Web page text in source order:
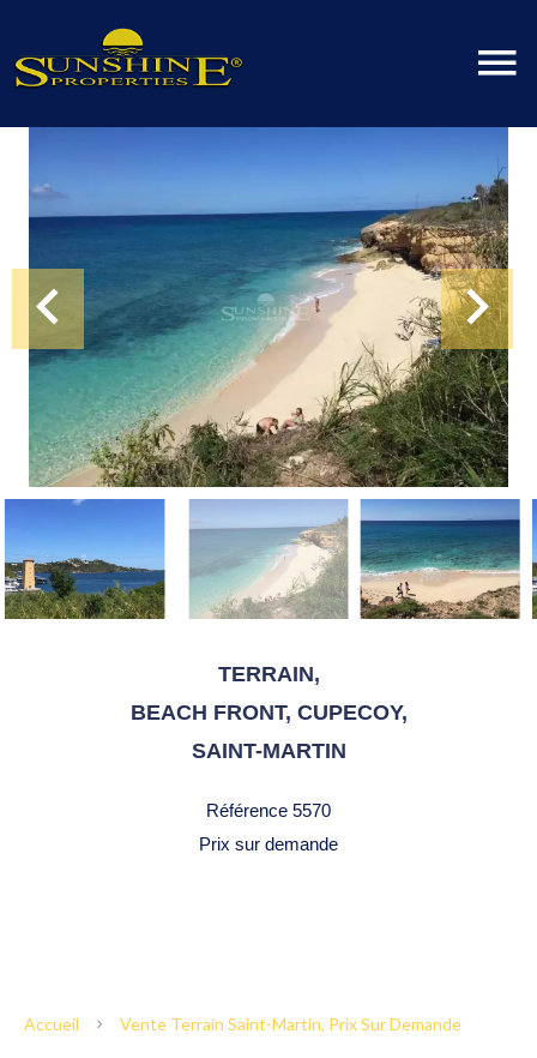
TERRAIN,
BEACH FRONT, CUPECOY,
SAINT-MARTIN
Référence 5570
Prix sur demande
Accueil Vente Terrain Saint-Martin, Prix Sur Demande